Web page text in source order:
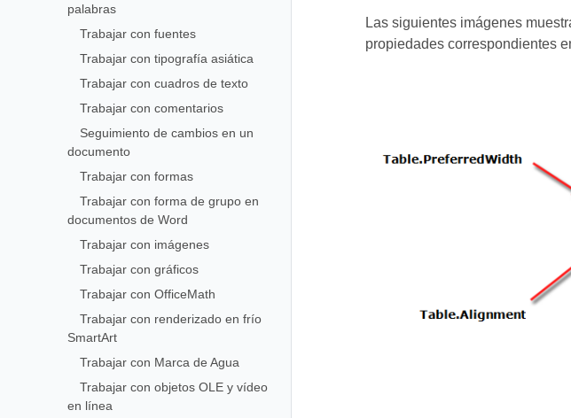
palabras
Trabajar con fuentes
Trabajar con tipografía asiática
Trabajar con cuadros de texto
Trabajar con comentarios
Seguimiento de cambios en un
documento
Trabajar con formas
Trabajar con forma de grupo en
documentos de Word
Trabajar con imágenes
Trabajar con gráficos
Trabajar con OfficeMath
Trabajar con renderizado en frío
SmartArt
Trabajar con Marca de Agua
Trabajar con objetos OLE y vídeo
en línea
Las siguientes imágenes
propiedades correspondientes